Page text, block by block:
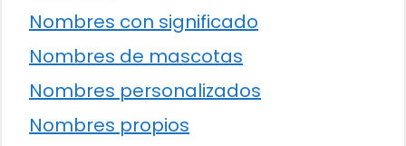
Nombres con significado
Nombres de mascotas
Nombres personalizados
Nombres propios